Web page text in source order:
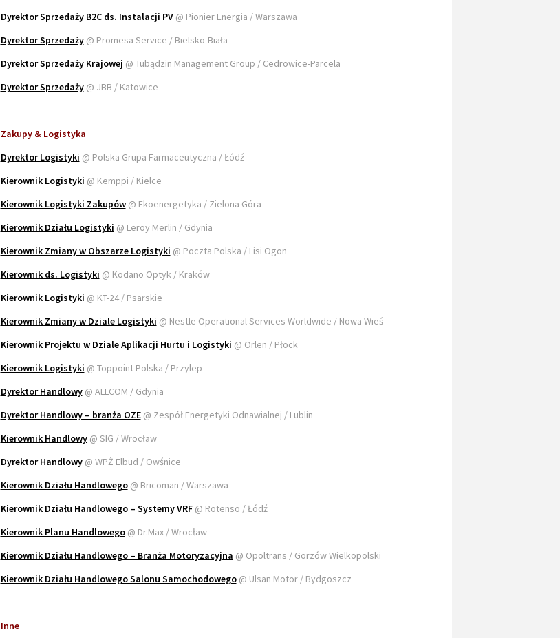
Dyrektor Sprzedaży B2C ds. Instalacji PV @ Pionier Energia / Warszawa
Dyrektor Sprzedaży @ Promesa Service / Bielsko-Biała
Dyrektor Sprzedaży Krajowej @ Tubądzin Management Group / Cedrowice-Parcela
Dyrektor Sprzedaży @ JBB / Katowice
Zakupy & Logistyka
Dyrektor Logistyki @ Polska Grupa Farmaceutyczna / Łódź
Kierownik Logistyki @ Kemppi / Kielce
Kierownik Logistyki Zakupów @ Ekoenergetyka / Zielona Góra
Kierownik Działu Logistyki @ Leroy Merlin / Gdynia
Kierownik Zmiany w Obszarze Logistyki @ Poczta Polska / Lisi Ogon
Kierownik ds. Logistyki @ Kodano Optyk / Kraków
Kierownik Logistyki @ KT-24 / Psarskie
Kierownik Zmiany w Dziale Logistyki @ Nestle Operational Services Worldwide / Nowa Wieś
Kierownik Projektu w Dziale Aplikacji Hurtu i Logistyki @ Orlen / Płock
Kierownik Logistyki @ Toppoint Polska / Przylep
Dyrektor Handlowy @ ALLCOM / Gdynia
Dyrektor Handlowy – branża OZE @ Zespół Energetyki Odnawialnej / Lublin
Kierownik Handlowy @ SIG / Wrocław
Dyrektor Handlowy @ WPŻ Elbud / Owśnice
Kierownik Działu Handlowego @ Bricoman / Warszawa
Kierownik Działu Handlowego – Systemy VRF @ Rotenso / Łódź
Kierownik Planu Handlowego @ Dr.Max / Wrocław
Kierownik Działu Handlowego – Branża Motoryzacyjna @ Opoltrans / Gorzów Wielkopolski
Kierownik Działu Handlowego Salonu Samochodowego @ Ulsan Motor / Bydgoszcz
Inne